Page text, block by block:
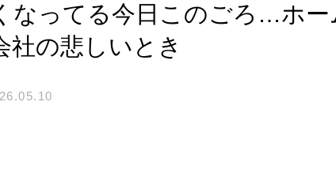
なってる今日このごろ…ホー
社の悲しいとき